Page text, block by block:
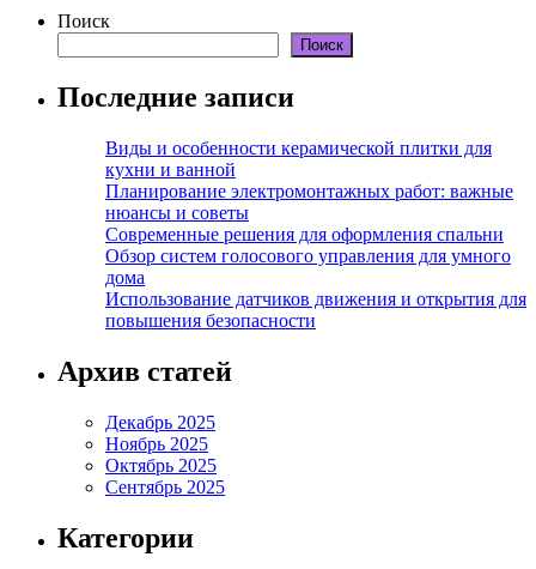
Поиск
Поиск
Последние записи
Виды и особенности керамической плитки для
кухни и ванной
Планирование электромонтажных работ: важные
нюансы и советы
Современные решения для оформления спальни
Обзор систем голосового управления для умного
дома
Использование датчиков движения и открытия для
повышения безопасности
Архив статей
Декабрь 2025
Ноябрь 2025
Октябрь 2025
Сентябрь 2025
Категории